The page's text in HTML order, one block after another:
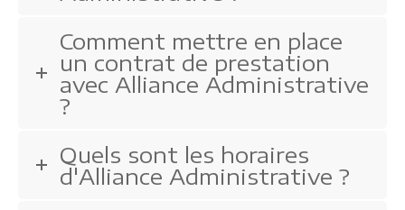
Comment mettre en place
un contrat de prestation
avec Alliance Administrative
?
Quels sont les horaires
d'Alliance Administrative ?